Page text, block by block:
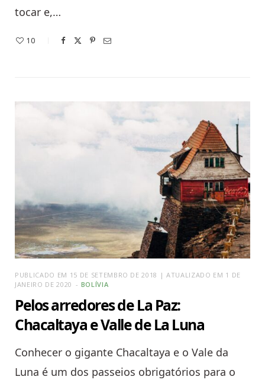
tocar e,…
10
PUBLICADO EM 15 DE SETEMBRO DE 2018 | ATUALIZADO EM 1 DE
JANEIRO DE 2020
BOLÍVIA
Pelos arredores de La Paz:
Chacaltaya e Valle de La Luna
Conhecer o gigante Chacaltaya e o Vale da
Luna é um dos passeios obrigatórios para o